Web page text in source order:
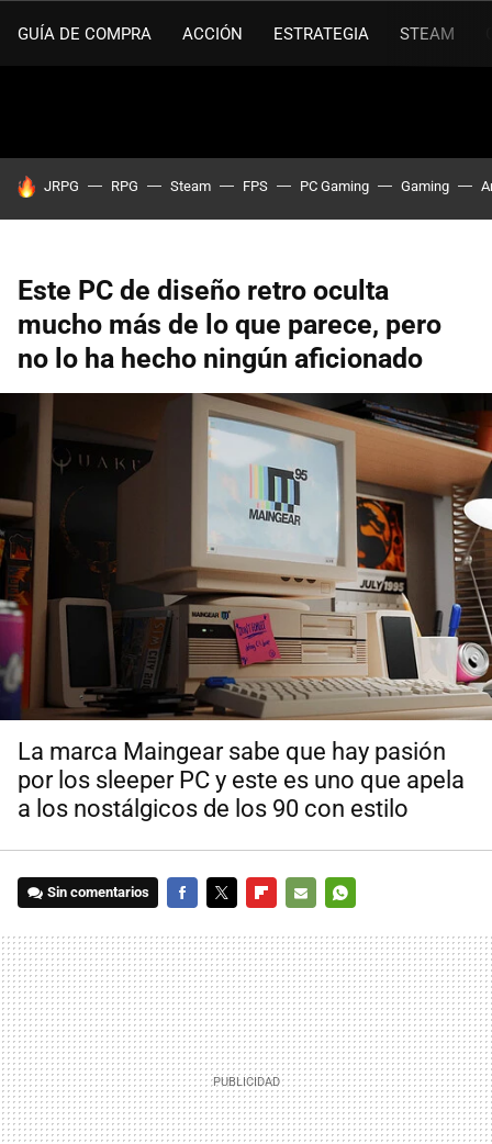
GUÍA DE COMPRA ACCIÓN ESTRATEGIA STEAM
HOY SE HABLA DE
JRPG RPG Steam FPS PC Gaming Gaming
Este PC de diseño retro oculta
mucho más de lo que parece, pero
no lo ha hecho ningún aficionado
La marca Maingear sabe que hay pasión
por los sleeper PC y este es uno que apela
a los nostálgicos de los 90 con estilo
Sin comentarios
MAIL